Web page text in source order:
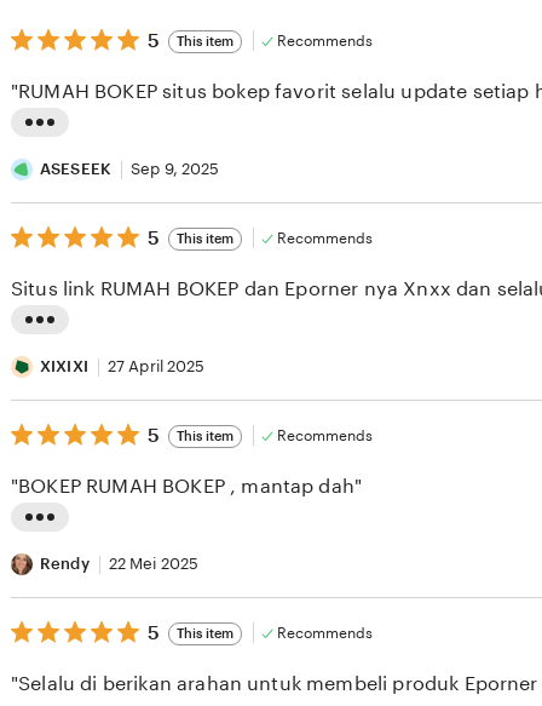
5
out
5
stars
5 This item Recommends
i
s
t
n
r
e
v
e
b
y
A
E
"RUMAH BOKEP situs bokep favorit selalu update setiap
ASESEEK Sep 9, 2025
5
out
5
stars
5 This item Recommends
i
s
t
n
r
e
v
e
Situs link RUMAH BOKEP dan Eporner nya Xnxx dan
XIXIXI 27 April 2025
5
out
5
stars
5 This item Recommends
i
s
t
n
"BOKEP RUMAH BOKEP , mantap dah"
Rendy 22 Mei 2025
5
out
5
5 This item Recommends
"Selalu di berikan arahan untuk membeli produk Eporner